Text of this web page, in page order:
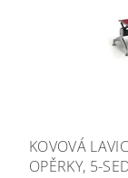
KOVOVÁ
OPĚRKY, 5-